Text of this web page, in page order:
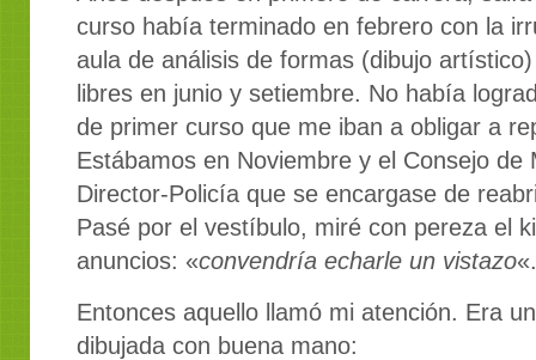
curso había terminado en febrero con la
aula de análisis de formas (dibujo
libres en junio y setiembre. No había
de primer curso que me iban a obligar a
Estábamos en Noviembre y el Consejo de
Director-Policía que se encargase de
Pasé por el vestíbulo, miré con pereza el
anuncios: «convendría echarle un vistazo«.
Entonces aquello llamó mi atención. Era
dibujada con buena mano: